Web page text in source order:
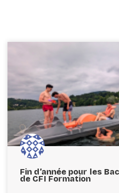
Fin d’année pour les
de CFI Formation